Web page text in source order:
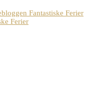
Fantastiske Ferier
Ferier